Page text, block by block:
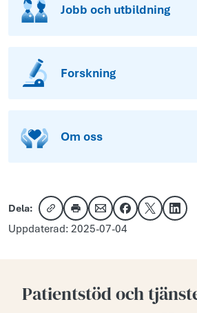
Jobb och utbildning
Forskning
Om oss
Dela:
Kopiera länk
Skriv utDela via e-post
Dela påDela på X
Uppdaterad: 2025-07-04
Patientstöd och